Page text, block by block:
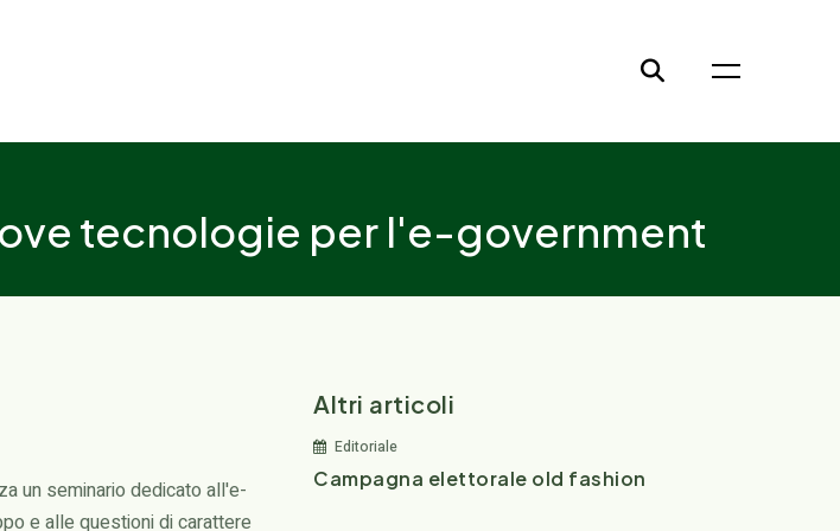
tecnologie per l'e-government
un seminario dedicato all'e-
e alle questioni di carattere
Altri articoli
Editoriale
Campagna elettorale old fashion